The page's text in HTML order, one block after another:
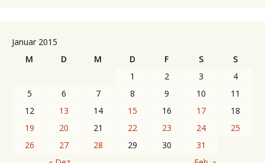
Januar 2015
M
D M D F S
S
1
2 3
4
5
6 7 8 9 10
11
12
13 14 15 16 17
18
19
20 21 22 23 24
25
26
27 28 29 30
31